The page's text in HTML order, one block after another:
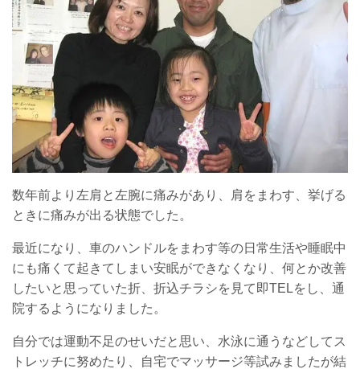
数年前より左肩と左腕に痛みがあり、肩をまわす、挙げる
ときに痛みが出る状態でした。
最近になり、車のハンドルをまわす等の日常生活や睡眠中
にも痛くて起きてしまい安眠ができなくなり、何とか改善
したいと思っていた折、折込チラシを見て即TELをし、通
院するようになりました。
自分では運動不足のせいだと思い、水泳に通うなどしてス
トレッチに努めたり、自宅でマッサージ等試みましたが結